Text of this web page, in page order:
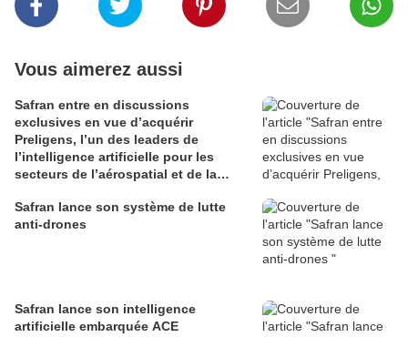
Vous aimerez aussi
Safran entre en discussions
exclusives en vue d’acquérir
Preligens, l’un des leaders de
l’intelligence artificielle pour les
secteurs de l’aérospatial et de la
Safran lance son système de lutte
anti-drones
Safran lance son intelligence
artificielle embarquée ACE